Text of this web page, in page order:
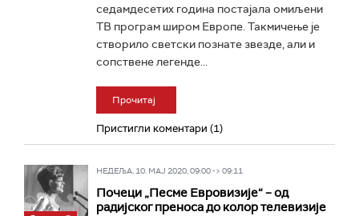
седамдесетих година постајала омиљени
ТВ програм широм Европе. Такмичење је
створило светски познате звезде, али и
сопствене легенде...
Прочитај
Пристигли коментари (1)
НЕДЕЉА, 10. МАЈ 2020, 09:00 -> 09:11
Почеци „Песме Евровизије“ – од
радијског преноса до колор телевизије